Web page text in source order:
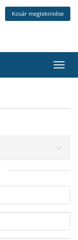
Kosár megtekintése
a